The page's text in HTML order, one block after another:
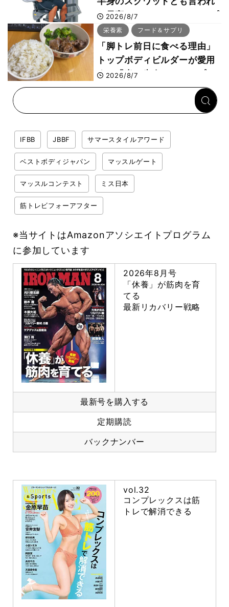
た最高マシン“ノーチラス・プ
ルオーバーマシン”とは？
2026/8/7
栄養素 フード＆サプリ
「脚トレ前日に食べる理由」
トップボディビルダーが愛用
する「米＋牛肉」のシンプル
回復メシとは？
2026/8/7
IFBB JBBF サマースタイルアワード
ベストボディジャパン マッスルゲート
マッスルコンテスト ミス日本
筋トレビフォーアフター
※当サイトはAmazonアソシエイトプログラム
に参加しています
2026年8月号
「休養」が筋肉を育
てる
最新リカバリー戦略
最新号を購入する
定期購読
バックナンバー
vol.32
コンプレックスは筋
トレで解消できる